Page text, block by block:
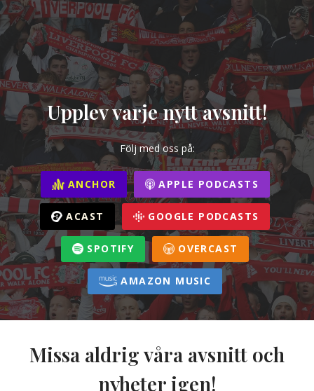
Upplev varje nytt avsnitt!
Följ med oss på:
ANCHOR APPLE PODCASTS
ACAST GOOGLE PODCASTS
SPOTIFY OVERCAST
AMAZON MUSIC
Missa aldrig våra avsnitt och
nyheter igen!